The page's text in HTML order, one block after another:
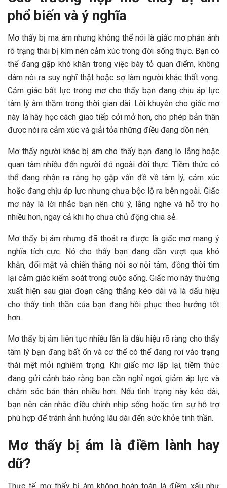
phổ biến và ý nghĩa
Mơ thấy bị ma ám nhưng không thể nói là giấc mơ phản ánh
rõ trạng thái bị kìm nén cảm xúc trong đời sống thực. Bạn có
thể đang gặp khó khăn trong việc bày tỏ quan điểm, không
dám nói ra suy nghĩ thật hoặc sợ làm người khác thất vọng.
Cảm giác bất lực trong mơ cho thấy bạn đang chịu áp lực
tâm lý âm thầm trong thời gian dài. Lời khuyên cho giấc mơ
này là hãy học cách giao tiếp cởi mở hơn, cho phép bản thân
được nói ra cảm xúc và giải tỏa những điều đang dồn nén.
Mơ thấy người khác bị ám cho thấy bạn đang lo lắng hoặc
quan tâm nhiều đến người đó ngoài đời thực. Tiềm thức có
thể đang nhận ra rằng họ gặp vấn đề về tâm lý, cảm xúc
hoặc đang chịu áp lực nhưng chưa bộc lộ ra bên ngoài. Giấc
mơ này là lời nhắc bạn nên chú ý, lắng nghe và hỗ trợ họ
nhiều hơn, ngay cả khi họ chưa chủ động chia sẻ.
Mơ thấy bị ám nhưng đã thoát ra được là giấc mơ mang ý
nghĩa tích cực. Nó cho thấy bạn đang dần vượt qua khó
khăn, đối mặt và chiến thắng nỗi sợ nội tâm, đồng thời tìm
lại cảm giác kiểm soát trong cuộc sống. Giấc mơ này thường
xuất hiện sau giai đoạn căng thẳng kéo dài và là dấu hiệu
cho thấy tinh thần của bạn đang hồi phục theo hướng tốt
hơn.
Mơ thấy bị ám liên tục nhiều lần là dấu hiệu rõ ràng cho thấy
tâm lý bạn đang bất ổn và cơ thể có thể đang rơi vào trạng
thái mệt mỏi nghiêm trọng. Khi giấc mơ lặp lại, tiềm thức
đang gửi cảnh báo rằng bạn cần nghỉ ngơi, giảm áp lực và
chăm sóc bản thân nhiều hơn. Nếu tình trạng này kéo dài,
bạn nên cân nhắc điều chỉnh nhịp sống hoặc tìm sự hỗ trợ
phù hợp để tránh ảnh hưởng lâu dài đến sức khỏe tinh thần.
Mơ thấy bị ám là điềm lành hay
dữ?
Thực tế, mơ thấy bị ám không hoàn toàn là điềm xấu như